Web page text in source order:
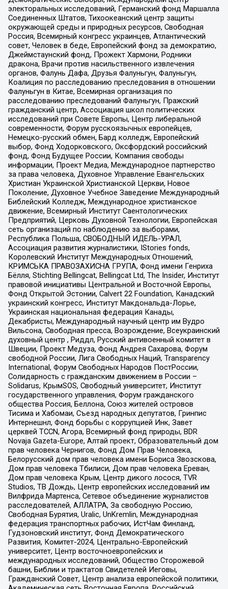
электоральных исследований, Германский фонд Маршалла
Соединенных Штатов, Тихоокеанский центр защиты
окружающей среды и природных ресурсов, Свободная
Россия, Всемирный конгресс украинцев, Атлантический
совет, Человек в беде, Европейский фонд за демократию,
Джеймстаунский фонд, Прожект Хармони, Родники
дракона, Врачи против насильственного извлечения
органов, Фалунь Дафа, Друзья Фалуньгун, Фалуньгун,
Коалиция по расследованию преследования в отношении
Фалуньгун в Китае, Всемирная организация по
расследованию преследований Фалуньгун, Пражский
гражданский центр, Ассоциация школ политических
исследований при Совете Европы, Центр либеральной
современности, Форум русскоязычных европейцев,
Немецко-русский обмен, Бард колледж, Европейский
выбор, Фонд Ходорковского, Оксфордский российский
фонд, Фонд Будущее России, Компания свободы
информации, Проект Медиа, Международное партнерство
за права человека, Духовное Управление Евангельских
Христиан Украинской Христианской Церкви, Новое
Поколение, Духовное Учебное Заведение Международный
Библейский Колледж, Международное христианское
движение, Всемирный Институт Саентологических
Предприятий, Церковь Духовной Технологии, Европейская
сеть организаций по наблюдению за выборами,
Республика Польша, СВОБОДНЫЙ ИДЕЛЬ-УРАЛ,
Ассоциация развития журналистики, IStories fonds,
Королевский Институт Международных Отношений,
КРИМСЬКА ПРАВОЗАХИСНА ГРУПА, Фонд имени Генриха
Бёлля, Stichting Bellingcat, Bellingcat Ltd, The Insider, Институт
правовой инициативы Центральной и Восточной Европы,
Фонд Открытой Эстонии, Calvert 22 Foundation, Канадский
украинский конгресс, Институт Макдональда-Лорье,
Украинская национальная федерация Канады,
Декабристы, Международный научный центр им Вудро
Вильсона, Свободная пресса, Возрождение, Всеукраинский
духовный центр , Риддл, Русский антивоенный комитет в
Швеции, Проект Медуза, Фонд Андрея Сахарова, Форум
свободной России, Лига Свободных Наций, Transparеncy
International, Форум Свободных Народов ПостРоссии,
Солидарность с гражданским движением в России –
Solidarus, КрымSOS, Свободный университет, Институт
государственного управления, Форум гражданского
общества Россия, Беллона, Союз жителей островов
Тисима и Хабомаи, Съезд народных депутатов, Гринпис
Интернешнл, Фонд борьбы с коррупцией Инк, Завет
церквей TCCN, Агора, Всемирный фонд природы, BDR
Novaja Gazeta-Europe, Алтай проект, Образовательный дом
прав человека Чернигов, Фонд Дом Прав Человека,
Белорусский дом прав человека имени Бориса Звозскова,
Дом прав человека Тбилиси, Дом прав человека Ереван,
Дом прав человека Крым, Центр дикого лосося, TVR
Studios, ТВ Дождь, Центр европейских исследований им
Вилфрида Мартенса, Сетевое объединение журналистов
расследователей, АЛЛАТРА, За свободную Россию,
Свободная Бурятия, Uralic, UnKremlin, Международная
федерация транспортных рабочих, ИстЧам Финланд,
Гудзоновский институт, Фонд Демократического
Развития, Комитет-2024, Центрально-Европейский
университет, Центр восточноевропейских и
международных исследований, Общество Сторожевой
башни, Библии и трактатов Свидетелей Иеговы,
Гражданский Совет, Центр анализа европейской политики,